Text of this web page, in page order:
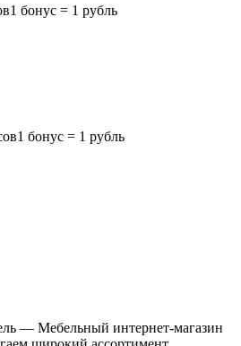
1 бонус = 1 рубль
1 бонус = 1 рубль
— Мебельный интернет-магазин